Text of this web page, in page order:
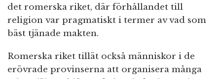
det romerska riket, där förhållandet till
religion var pragmatiskt i termer av vad som
bäst tjänade makten.
Romerska riket tillät också människor i de
erövrade provinserna att organisera många